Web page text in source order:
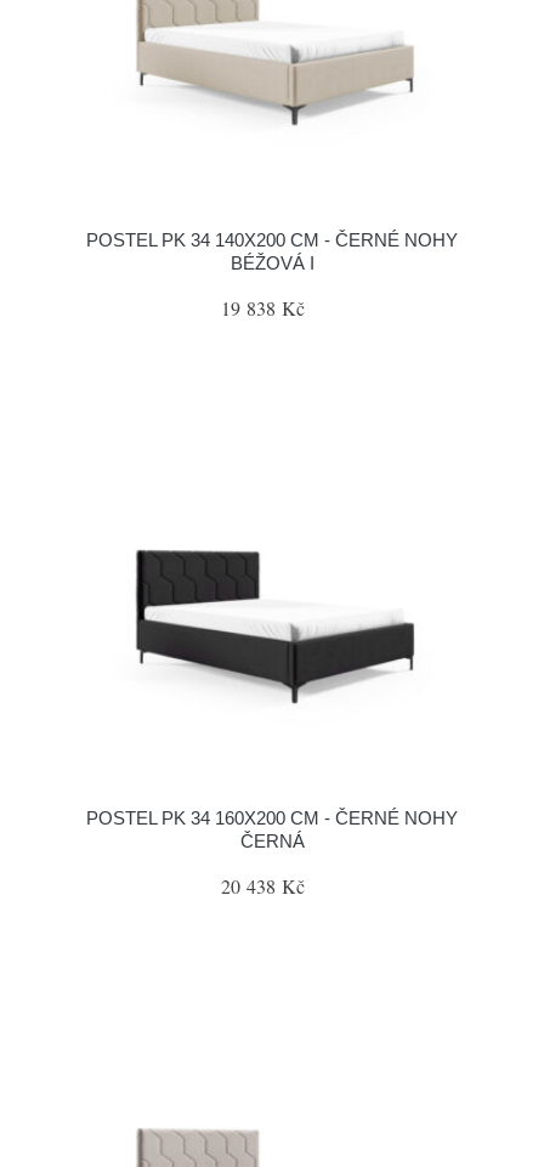
POSTEL PK 34 140X200 CM - ČERNÉ NOHY
BÉŽOVÁ I
19 838 Kč
POSTEL PK 34 160X200 CM - ČERNÉ NOHY
ČERNÁ
20 438 Kč